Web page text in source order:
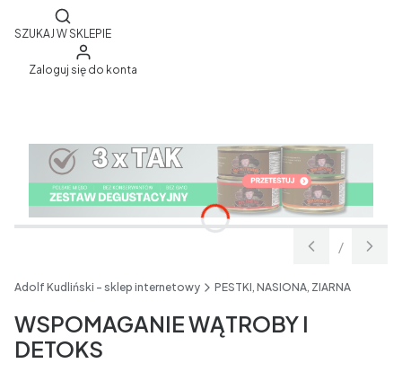
Otwórz wyszukiwarkę
SZUKAJ W SKLEPIE
Zaloguj się do konta
Slajd
/
z
Adolf Kudliński - sklep internetowy PESTKI, NASIONA, ZIARNA
WSPOMAGANIE WĄTROBY I
DETOKS